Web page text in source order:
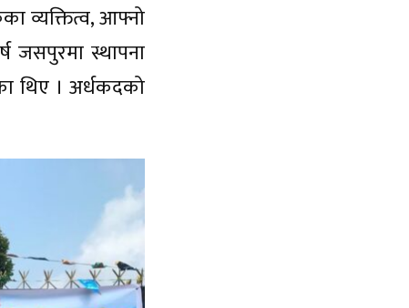
व्यक्तित्व, आफ्नो
जसपुरमा स्थापना
थिए । अर्धकदको